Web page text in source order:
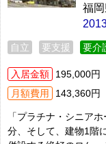
福
自立 要支援 要介
入居金額
195,000円
月額費用
143,360円
「プラチナ・シニア
分、そして、建物1階